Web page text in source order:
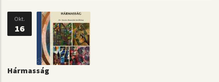
Okt.
16
Hármasság